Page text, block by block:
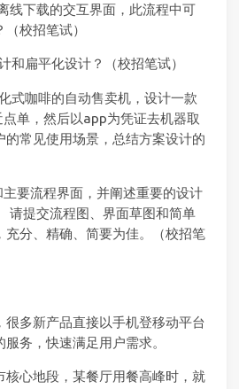
线下载的交互界面，此流程中可
校招笔试）
和扁平化设计？（校招笔试）
式咖啡的自动售卖机，设计一款
单，然后以app为凭证去机器取
的常见使用场景，总结方案设计的
要流程界面，并阐述重要的设计
请提交流程图、界面草图和简单
充分、精确、简要为佳。（校招笔
很多新产品直接以手机登移动平台
务，快速满足用户需求。
核心地段，某餐厅用餐高峰时，就